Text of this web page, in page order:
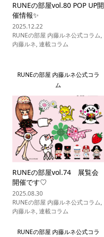
RUNEの部屋vol.80 POP UP開
催情報✨
2025.12.22
RUNEの部屋 内藤ルネ公式コラム,
内藤ルネ,連載コラム
RUNEの部屋 内藤ルネ公式コラ
ム
RUNEの部屋vol.74 展覧会
開催です♡
2025.08.30
RUNEの部屋 内藤ルネ公式コラム,
内藤ルネ,連載コラム
RUNEの部屋 内藤ルネ公式コラ